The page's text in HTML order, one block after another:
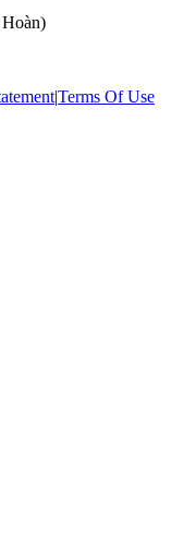
|Terms Of Use